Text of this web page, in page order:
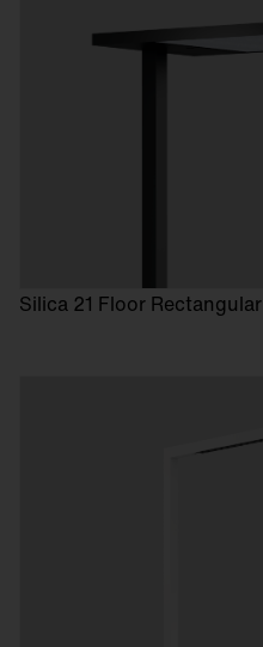
Silica 21 Floor Rectangular